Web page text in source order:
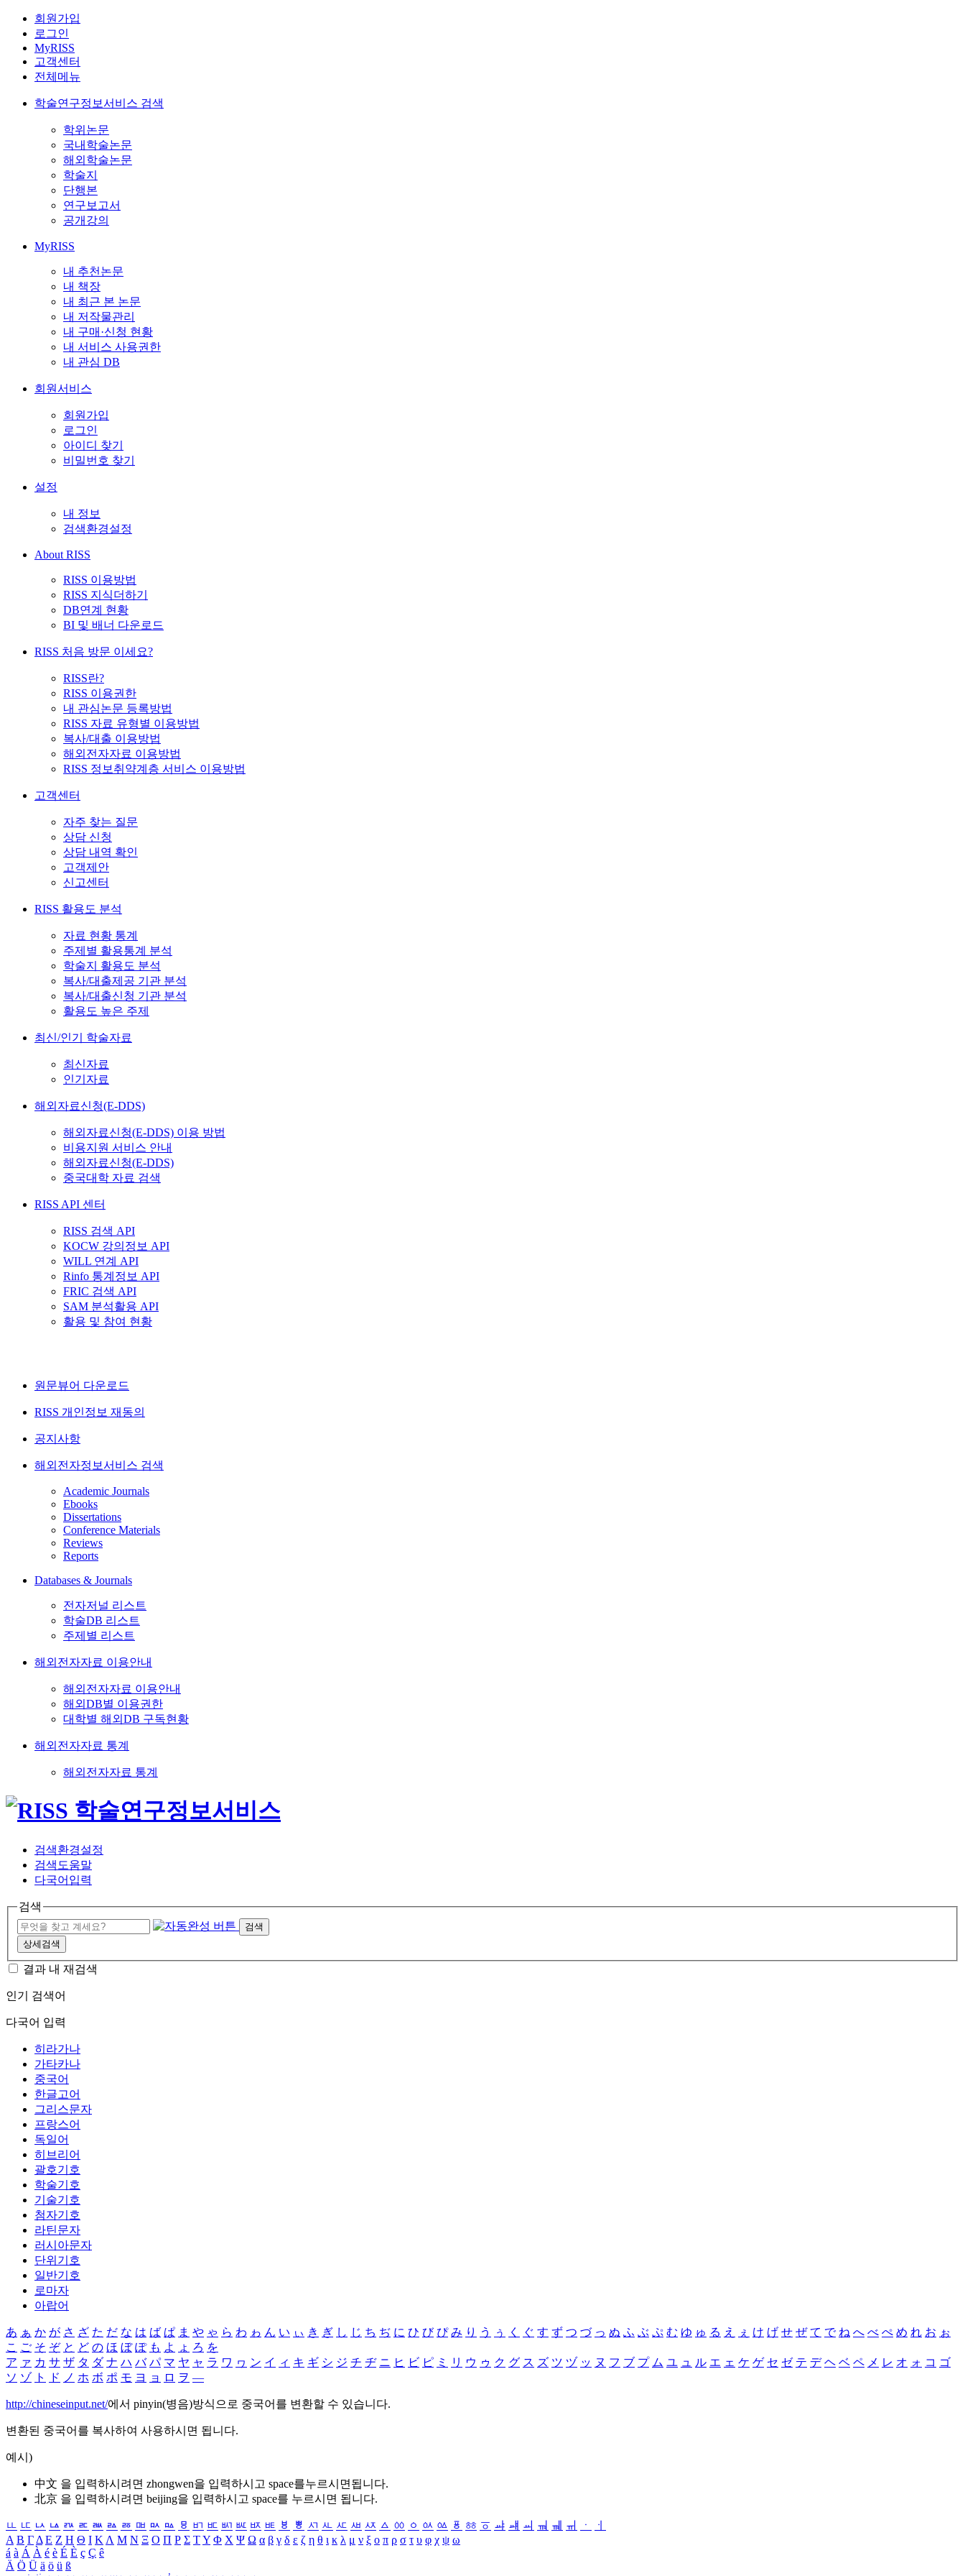
회원가입
로그인
MyRISS
고객센터
전체메뉴
학술연구정보서비스 검색
학위논문
국내학술논문
해외학술논문
학술지
단행본
연구보고서
공개강의
MyRISS
내 추천논문
내 책장
내 최근 본 논문
내 저작물관리
내 구매·신청 현황
내 서비스 사용권한
내 관심 DB
회원서비스
회원가입
로그인
아이디 찾기
비밀번호 찾기
설정
내 정보
검색환경설정
About RISS
RISS 이용방법
RISS 지식더하기
DB연계 현황
BI 및 배너 다운로드
RISS 처음 방문 이세요?
RISS란?
RISS 이용권한
내 관심논문 등록방법
RISS 자료 유형별 이용방법
복사/대출 이용방법
해외전자자료 이용방법
RISS 정보취약계층 서비스 이용방법
고객센터
자주 찾는 질문
상담 신청
상담 내역 확인
고객제안
신고센터
RISS 활용도 분석
자료 현황 통계
주제별 활용통계 분석
학술지 활용도 분석
복사/대출제공 기관 분석
복사/대출신청 기관 분석
활용도 높은 주제
최신/인기 학술자료
최신자료
인기자료
해외자료신청(E-DDS)
해외자료신청(E-DDS) 이용 방법
비용지원 서비스 안내
해외자료신청(E-DDS)
중국대학 자료 검색
RISS API 센터
RISS 검색 API
KOCW 강의정보 API
WILL 연계 API
Rinfo 통계정보 API
FRIC 검색 API
SAM 분석활용 API
활용 및 참여 현황
원문뷰어 다운로드
RISS 개인정보 재동의
공지사항
해외전자정보서비스 검색
Academic Journals
Ebooks
Dissertations
Conference Materials
Reviews
Reports
Databases & Journals
전자저널 리스트
학술DB 리스트
주제별 리스트
해외전자자료 이용안내
해외전자자료 이용안내
해외DB별 이용권한
대학별 해외DB 구독현황
해외전자자료 통계
해외전자자료 통계
검색환경설정
검색도움말
다국어입력
검색
검색
상세검색
결과 내 재검색
인기 검색어
다국어 입력
히라가나
가타카나
중국어
한글고어
그리스문자
프랑스어
독일어
히브리어
괄호기호
학술기호
기술기호
첨자기호
라틴문자
러시아문자
단위기호
일반기호
로마자
아랍어
あ ぁ か が さ ざ た だ な は ば ぱ ま や ゃ ら わ ゎ ん い ぃ き ぎ し じ ち ぢ に ひ び ぴ み り う ぅ く ぐ す ず つ づ っ ぬ ふ ぶ ぷ む ゆ ゅ る え ぇ け げ せ ぜ て で ね へ べ ぺ め れ お ぉ
こ ご そ ぞ と ど の ほ ぼ ぽ も よ ょ ろ を
ア ァ カ サ ザ タ ダ ナ ハ バ パ マ ヤ ャ ラ ワ ヮ ン イ ィ キ ギ シ ジ チ ヂ ニ ヒ ビ ピ ミ リ ウ ゥ ク グ ス ズ ツ ヅ ッ ヌ フ ブ プ ム ユ ュ ル エ ェ ケ ゲ セ ゼ テ デ ヘ ベ ペ メ レ オ ォ コ ゴ
ソ ゾ ト ド ノ ホ ボ ポ モ ヨ ョ ロ ヲ ―
http://chineseinput.net/에서 pinyin(병음)방식으로 중국어를 변환할 수 있습니다.
변환된 중국어를 복사하여 사용하시면 됩니다.
예시)
中文 을 입력하시려면 zhongwen을 입력하시고 space를누르시면됩니다.
北京 을 입력하시려면 beijing을 입력하시고 space를 누르시면 됩니다.
ㅥ ㅦ ㅧ ㅨ ㅩ ㅪ ㅫ ㅬ ㅭ ㅮ ㅯ ㅰ ㅱ ㅲ ㅳ ㅴ ㅵ ㅶ ㅷ ㅸ ㅹ ㅺ ㅻ ㅼ ㅽ ㅾ ㅿ ㆀ ㆁ ㆂ ㆃ ㆄ ㆅ ㆆ ㆇ ㆈ ㆉ ㆊ ㆋ ㆌ ㆍ
ㆎ
Α Β ΓΔ Ε Ζ Η Θ Ι ΚΛ Μ Ν Ξ Ο Π Ρ Σ ΤΥ Φ Χ Ψ Ω α β γ δ ε ζ η θ ι κ λ μ ν ξ ο π ρ σ τ υ φ χ ψ ω
á à Á À é è É È ç Ç ê
Ä Ö Ü ä ö ü ß